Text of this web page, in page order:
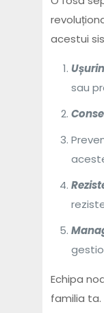
acestui
sau
Echipa
familia ta.